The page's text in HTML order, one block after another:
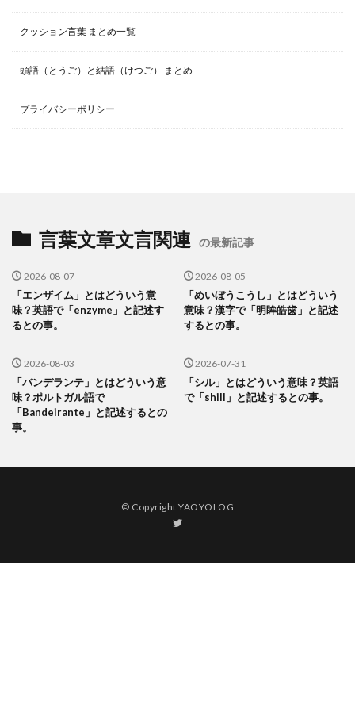
クッション言葉 まとめ一覧
頭語（とうご）と結語（けつご） まとめ
プライバシーポリシー
言葉文章文言関連 の最新記事
2026-08-07
「エンザイム」とはどういう意
味？英語で「enzyme」と記述す
るとの事。
2026-08-05
「めいぼうこうし」とはどういう
意味？漢字で「明眸皓歯」と記述
するとの事。
2026-08-03
「バンデランテ」とはどういう意
味？ポルトガル語で
「Bandeirante」と記述するとの
事。
2026-07-31
「シル」とはどういう意味？英語
で「shill」と記述するとの事。
© Copyright YAOYOLOG